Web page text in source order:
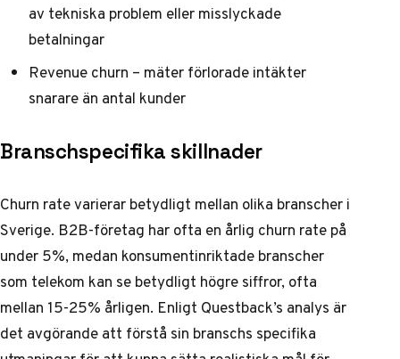
av tekniska problem eller misslyckade
betalningar
Revenue churn – mäter förlorade intäkter
snarare än antal kunder
Branschspecifika skillnader
Churn rate varierar betydligt mellan olika branscher i
Sverige. B2B-företag har ofta en årlig churn rate på
under 5%, medan konsumentinriktade branscher
som telekom kan se betydligt högre siffror, ofta
mellan 15-25% årligen. Enligt Questback’s analys är
det avgörande att förstå sin branschs specifika